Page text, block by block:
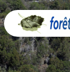
Panneau de